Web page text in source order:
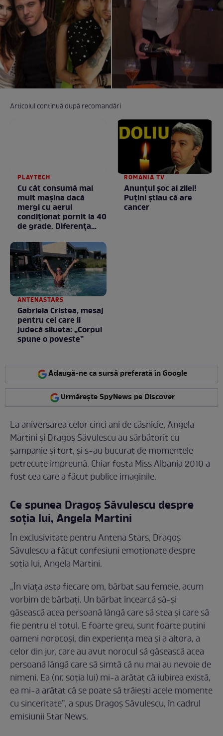
Articolul continuă după recomandări
PLAYTECH
Cu cât consumă mai
mult mașina dacă
mergi cu aerul
condiționat pornit la 40
de grade. Diferența
decât crezi
ROMANIA TV
Anunţul şoc al zilei!
Puţini ştiau că are
cancer
ANTENASTARS
Gabriela Cristea, mesaj
pentru cei care îi
judecă silueta: „Corpul
spune o poveste”
Adaugă-ne ca sursă preferată în Google
Urmărește SpyNews pe Discover
La aniversarea celor cinci ani de căsnicie, Angela
Martini și Dragoș Săvulescu au sărbătorit cu
șampanie și tort, și s-au bucurat de momentele
petrecute împreună. Chiar fosta Miss Albania 2010 a
fost cea care a făcut publice imaginile.
Ce spunea Dragoș Săvulescu despre
soția lui, Angela Martini
În exclusivitate pentru Antena Stars, Dragoș
Săvulescu a făcut confesiuni emoționate despre
soția lui, Angela Martini.
„În viața asta fiecare om, bărbat sau femeie, acum
vorbim de bărbați. Un bărbat încearcă să-și
găsească acea persoană lângă care să stea și care să
fie pentru el totul. E foarte greu, sunt foarte puțini
oameni norocoși, din experiența mea și a altora, a
celor din jur, care au avut norocul să găsească acea
persoană lângă care să simtă că nu mai au nevoie de
nimeni. Ea (nr. soția lui) mi-a arătat că iubirea există,
ea mi-a arătat că se poate să trăiești acele momente
cu sinceritate”, a spus Dragoș Săvulescu, în cadrul
emisiunii Star News.